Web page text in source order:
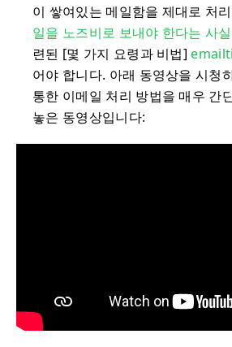
이 쌓여있는 메일함을 제대로 처
일을 노즈비로 보내야 한다는 사실
련된 [몇 가지 요령과 비법]
어야 합니다. 아래 동영상을 시청
통한 이메일 처리 방법을 매우 간
놓은 동영상입니다: